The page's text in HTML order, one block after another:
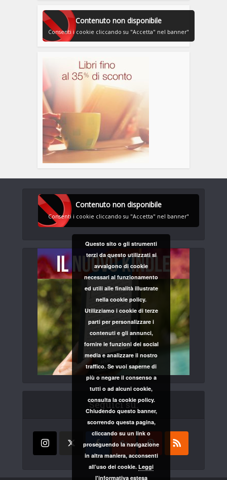
Contenuto non disponibile
Consenti i cookie cliccando su "Accetta" nel banner"
Contenuto non disponibile
Consenti i cookie cliccando su "Accetta" nel banner"
Seguici su:
Questo sito o gli strumenti
terzi da questo utilizzati si
avvalgono di cookie
necessari al funzionamento
ed utili alle finalità illustrate
nella cookie policy.
Utilizziamo i cookie di terze
parti per personalizzare i
contenuti e gli annunci,
fornire le funzioni dei social
media e analizzare il nostro
traffico. Se vuoi saperne di
più o negare il consenso a
tutti o ad alcuni cookie,
consulta la cookie policy.
Chiudendo questo banner,
scorrendo questa pagina,
cliccando su un link o
proseguendo la navigazione
in altra maniera, acconsenti
all’uso dei cookie. Leggi
l'informativa estesa